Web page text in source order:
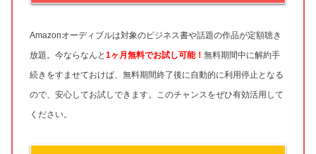
Amazonオーディブルは対象のビジネス書や話題の作品が定額聴き
放題。今ならなんと 1ヶ月無料でお試し可能！ 無料期間中に解約手
続きをすませておけば、無料期間終了後に自動的に利用停止となる
ので、安心してお試しできます。このチャンスをぜひ有効活用して
ください。